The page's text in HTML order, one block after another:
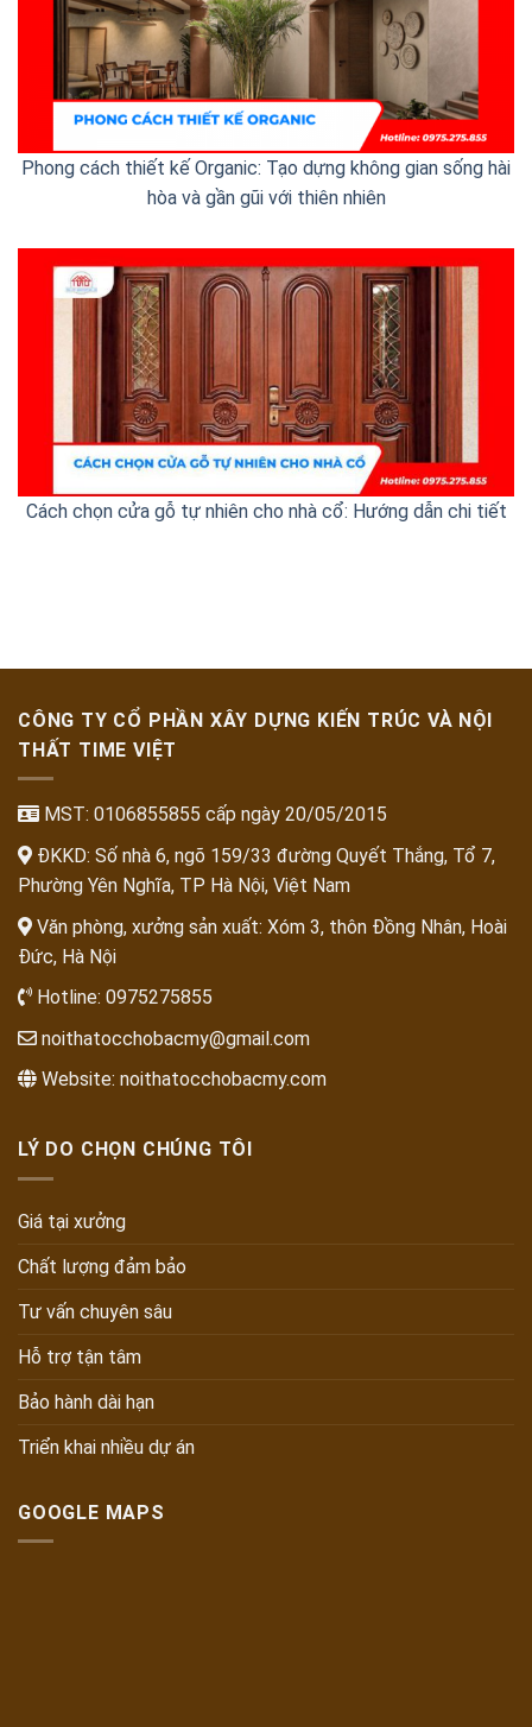
Phong cách thiết kế Organic: Tạo dựng không gian sống hài
hòa và gần gũi với thiên nhiên
Cách chọn cửa gỗ tự nhiên cho nhà cổ: Hướng dẫn chi tiết
CÔNG TY CỔ PHẦN XÂY DỰNG KIẾN TRÚC VÀ NỘI
THẤT TIME VIỆT
MST: 0106855855 cấp ngày 20/05/2015
ĐKKD: Số nhà 6, ngõ 159/33 đường Quyết Thắng, Tổ 7,
Phường Yên Nghĩa, TP Hà Nội, Việt Nam
Văn phòng, xưởng sản xuất: Xóm 3, thôn Đồng Nhân, Hoài
Đức, Hà Nội
Hotline: 0975275855
noithatocchobacmy@gmail.com
Website: noithatocchobacmy.com
LÝ DO CHỌN CHÚNG TÔI
Giá tại xưởng
Chất lượng đảm bảo
Tư vấn chuyên sâu
Hỗ trợ tận tâm
Bảo hành dài hạn
Triển khai nhiều dự án
GOOGLE MAPS